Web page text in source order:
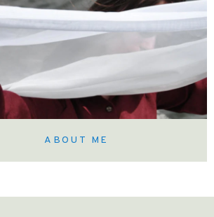
ABOUT ME